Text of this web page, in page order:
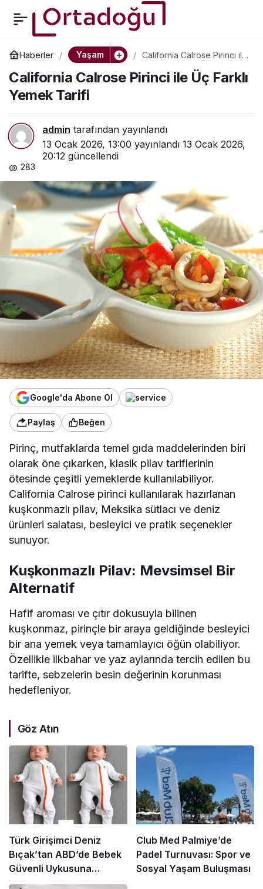
Haberler Yaşam
California Calrose Pirinci ile
California Calrose Pirinci ile Üç Farklı
Yemek Tarifi
admin tarafından yayınlandı
13 Ocak 2026, 13:00 yayınlandı 13 Ocak 2026,
20:12 güncellendi
283
Google'da Abone Ol
Paylaş Beğen
Pirinç, mutfaklarda temel gıda maddelerinden biri
olarak öne çıkarken, klasik pilav tariflerinin
ötesinde çeşitli yemeklerde kullanılabiliyor.
California Calrose pirinci kullanılarak hazırlanan
kuşkonmazlı pilav, Meksika sütlacı ve deniz
ürünleri salatası, besleyici ve pratik seçenekler
sunuyor.
Kuşkonmazlı Pilav: Mevsimsel Bir
Alternatif
Hafif aroması ve çıtır dokusuyla bilinen
kuşkonmaz, pirinçle bir araya geldiğinde besleyici
bir ana yemek veya tamamlayıcı öğün olabiliyor.
Özellikle ilkbahar ve yaz aylarında tercih edilen bu
tarifte, sebzelerin besin değerinin korunması
hedefleniyor.
Göz Atın
Türk Girişimci Deniz
Bıçak’tan ABD’de Bebek
Güvenli Uykusuna
Yenilikçi Dokunuş
Club Med Palmiye’de
Padel Turnuvası: Spor ve
Sosyal Yaşam Buluşması
Sagalassos Antik
Kenti’ndeki Antoninler
Çeşmesi Restore
Ediliyor